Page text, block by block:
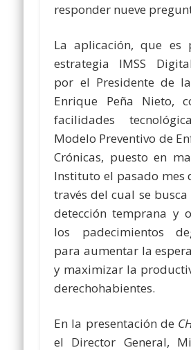
responder nueve
La aplicación, que es
estrategia IMSS
por el Presidente de
Enrique Peña Nieto,
facilidades
Modelo Preventivo de
Crónicas, puesto en
Instituto el pasado mes
través del cual se
detección temprana y
los padecimientos
para aumentar la
y maximizar la
derechohabientes.
En la presentación de
el Director General,